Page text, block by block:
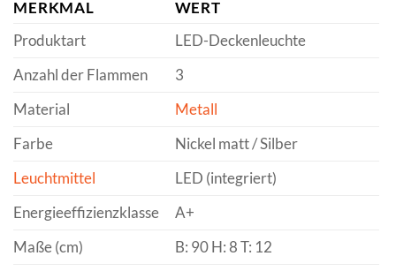
MERKMAL
WERT
Produktart
LED-Deckenleuchte
Anzahl der Flammen
3
Material
Metall
Farbe
Nickel matt / Silber
Leuchtmittel
LED (integriert)
Energieeffizienzklasse
A+
Maße (cm)
B: 90 H: 8 T: 12